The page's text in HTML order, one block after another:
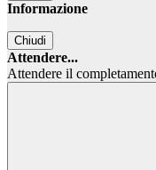
Informazione
Chiudi
Attendere...
Attendere il